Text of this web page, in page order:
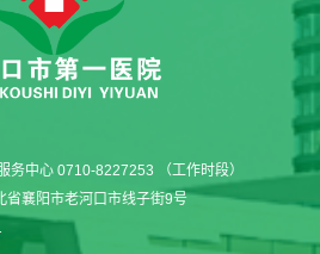
中心 0710-8227253 （工作时段）
襄阳市老河口市线子街9号